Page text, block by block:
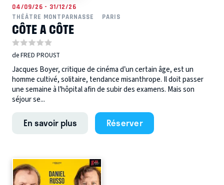
04/09/26 - 31/12/26
THÉÂTRE MONTPARNASSE
PARIS
CÔTE A CÔTE
de FRED PROUST
Jacques Boyer, critique de cinéma d’un certain âge, est un
homme cultivé, solitaire, tendance misanthrope. Il doit passer
une semaine à l’hôpital afin de subir des examens. Mais son
séjour se...
En savoir plus Réserver